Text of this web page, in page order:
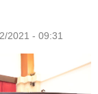
2021 - 09:31